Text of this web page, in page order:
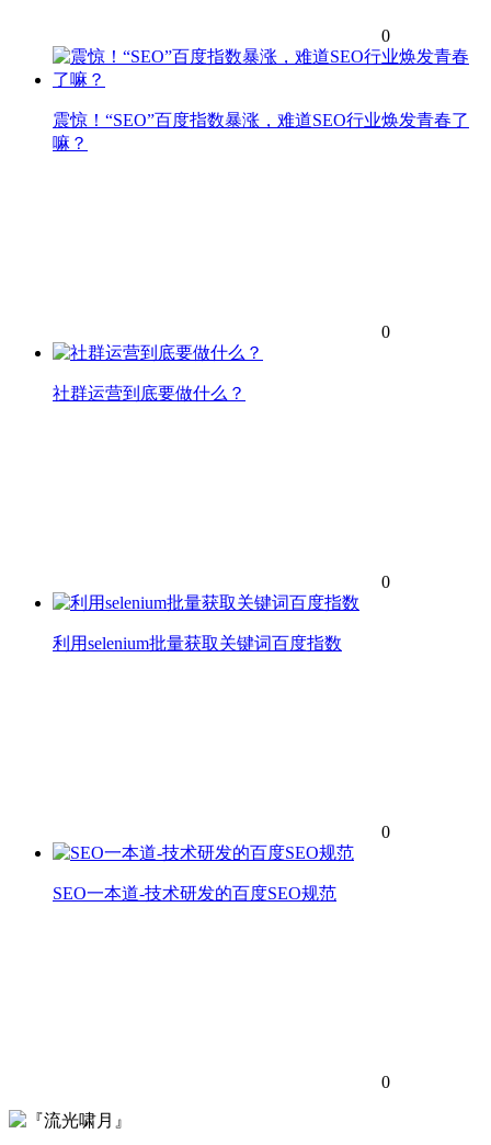
0
震惊！“SEO”百度指数暴涨，难道SEO行业焕发青春了
嘛？
0
社群运营到底要做什么？
0
利用selenium批量获取关键词百度指数
0
SEO一本道-技术研发的百度SEO规范
0